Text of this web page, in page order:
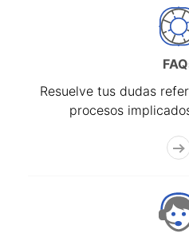
Resuelve tus dudas
procesos